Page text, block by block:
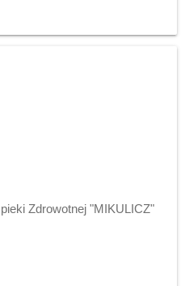
Zdrowotnej "MIKULICZ"